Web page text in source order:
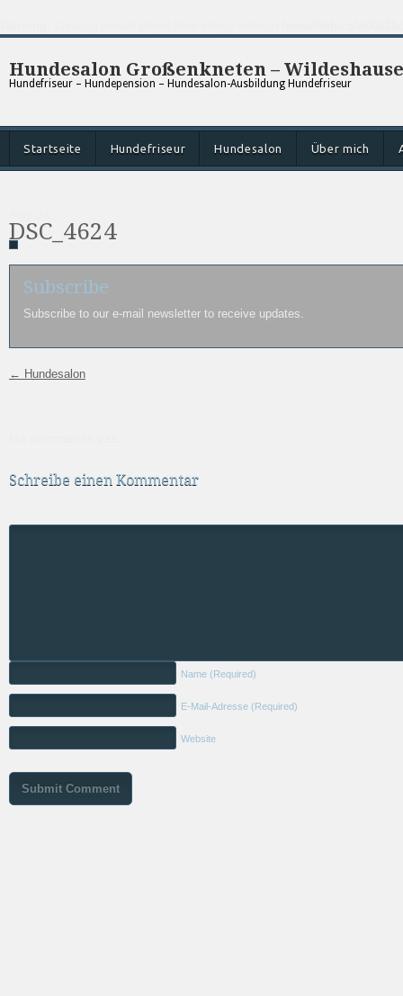
Hundesalon Großenkneten –
Hundefriseur – Hundepension – Hundesalon-Ausbildung Hundefriseur
Startseite Hundefriseur Hundesalon Über mich
DSC_4624
Subscribe
Subscribe to our e-mail newsletter to receive updates.
← Hundesalon
Schreibe einen Kommentar
Name (Required)
E-Mail-Adresse (Required)
Website